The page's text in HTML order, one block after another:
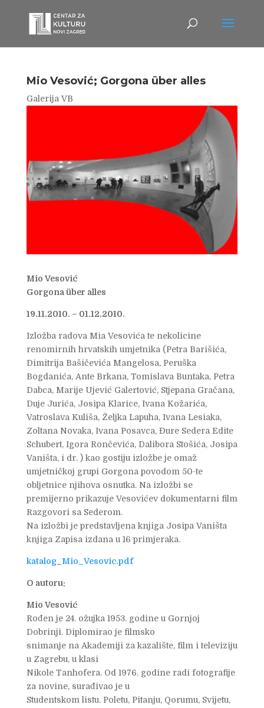
Mio Vesović; Gorgona über alles
Galerija VB
Mio Vesović
Gorgona über alles
19.11.2010. – 01.12.2010.
Izložba radova Mia Vesovića te nekolicine
renomirnih hrvatskih umjetnika (Petra Barišića,
Dimitrija Bašičevića Mangelosa, Peruška
Bogdanića, Ante Brkana, Tomislava Buntaka, Petra
Dabca, Marije Ujević Galertović, Stjepana Gračana,
Duje Jurića, Josipa Klarice, Ivana Kožarića,
Vatroslava Kuliša, Željka Lapuha, Ivana Lesiaka,
Zoltana Novaka, Ivana Posavca, Đure Sedera Edite
Schubert, Igora Rončevića, Dalibora Stošića, Josipa
Vaništa, i dr. ) kao gostiju izložbe je omaž
umjetničkoj grupi Gorgona povodom 50-te
obljetnice njihova osnutka. Na izložbi se
premijerno prikazuje Vesovićev dokumentarni film
Razgovori sa Sederom.
Na izložbi je predstavljena knjiga Josipa Vaništa
knjiga Zapisa izdana u 16 primjeraka.
katalog_ Mio_Vesovic.pdf
O autoru:
Mio Vesović
Rođen je 24. ožujka 1953. godine u Gornjoj
Dobrinji. Diplomirao je filmsko
snimanje na Akademiji za kazalište, film i televiziju
u Zagrebu, u klasi
Nikole Tanhofera. Od 1976. godine radi fotografije
za novine, surađivao je u
Studentskom listu. Poletu, Pitanju, Qorumu, Svijetu,